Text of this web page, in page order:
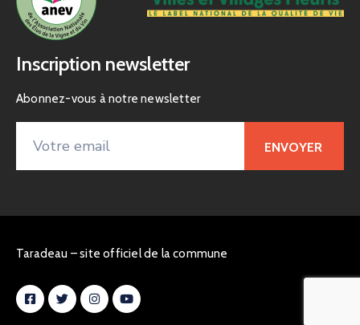
Inscription newsletter
Abonnez-vous à notre newsletter
Taradeau – site officiel de la commune